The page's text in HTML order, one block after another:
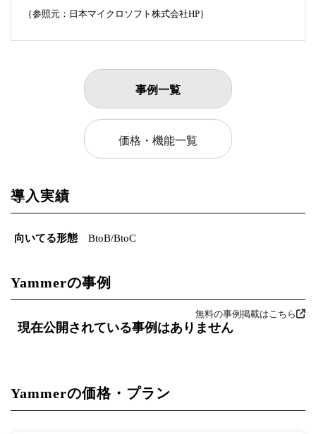
｛参照元：日本マイクロソフト株式会社HP｝
事例一覧
価格・機能一覧
導入実績
向いてる形態 BtoB/BtoC
Yammerの事例
無料の事例掲載はこちら
現在公開されている事例はありません
Yammerの価格・プラン